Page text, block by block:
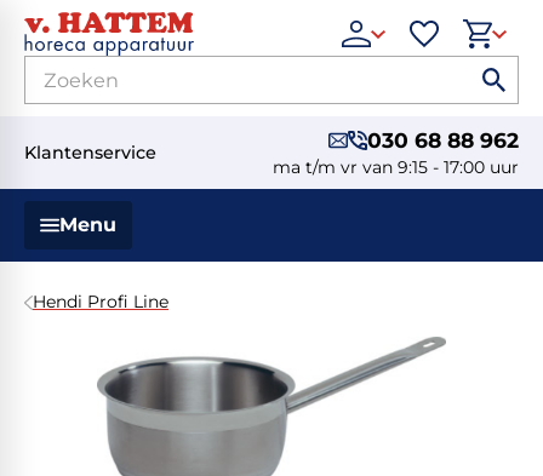
Klantenservice 030 68 88 962
ma t/m vr van 9:15 - 17:00 uur
Menu
Hendi Profi Line